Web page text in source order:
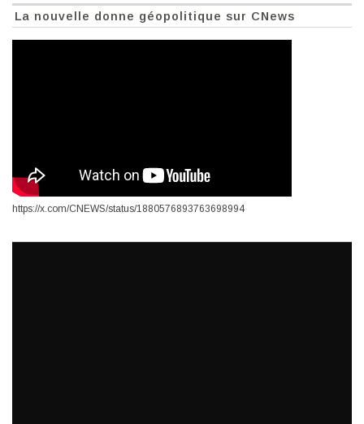
La nouvelle donne géopolitique sur CNews
https://x.com/CNEWS/status/1880576893763698994